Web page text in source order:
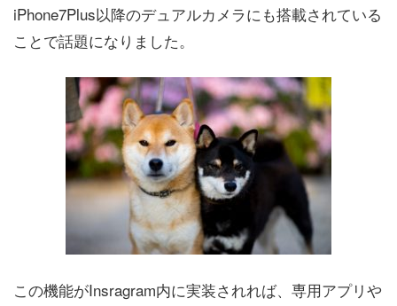
iPhone7Plus以降のデュアルカメラにも搭載されている
ことで話題になりました。
この機能がInsragram内に実装されれば、専用アプリや